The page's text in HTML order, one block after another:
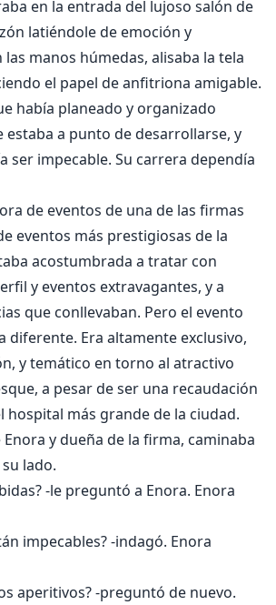
en la entrada del lujoso salón de
latiéndole de emoción y
las manos húmedas, alisaba la tela
el papel de anfitriona amigable.
había planeado y organizado
estaba a punto de desarrollarse, y
ser impecable. Su carrera dependía
de eventos de una de las firmas
eventos más prestigiosas de la
acostumbrada a tratar con
y eventos extravagantes, y a
que conllevaban. Pero el evento
diferente. Era altamente exclusivo,
y temático en torno al atractivo
a pesar de ser una recaudación
hospital más grande de la ciudad.
Enora y dueña de la firma, caminaba
lado.
-le preguntó a Enora. Enora
impecables? -indagó. Enora
aperitivos? -preguntó de nuevo.